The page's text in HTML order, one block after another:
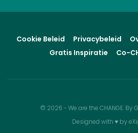
Cookie Beleid Privacybeleid
Gratis Inspiratie
Co-
© 2026 - We are the CHANGE. By
Designed with ♥ by